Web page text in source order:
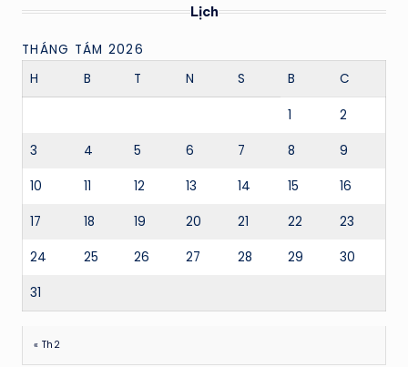
Lịch
THÁNG TÁM 2026
H
B T N S B C
1 2
3 4 5 6 7 8 9
10 11 12 13 14 15 16
17 18 19 20 21 22 23
24 25 26 27 28 29 30
31
« Th2